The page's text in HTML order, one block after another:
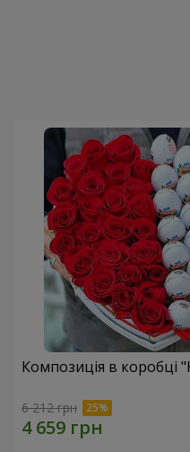
Композиція в коробці
6 212 грн